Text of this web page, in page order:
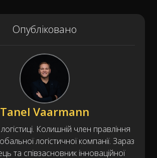
Опубліковано
Tanel Vaarmann
Колишній член правління
логістичної компанії. Зараз
та співзасновник інноваційної